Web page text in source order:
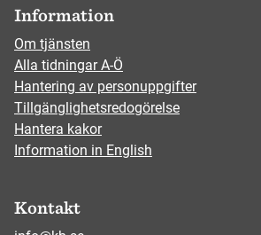
Information
Om tjänsten
Alla tidningar A-Ö
Hantering av personuppgifter
Tillgänglighetsredogörelse
Hantera kakor
Information in English
Kontakt